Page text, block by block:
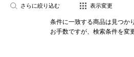
さらに絞り込む 表示変更
条件に一致する商品は見つか
お手数ですが、検索条件を変